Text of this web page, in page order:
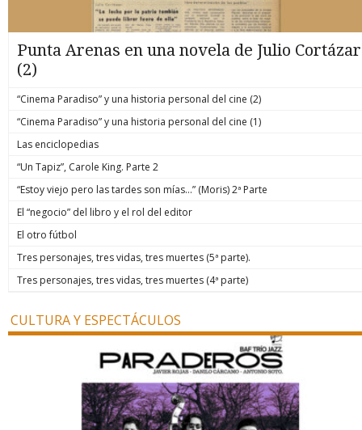
Punta Arenas en una novela de Julio Cortázar
(2)
“Cinema Paradiso” y una historia personal del cine (2)
“Cinema Paradiso” y una historia personal del cine (1)
Las enciclopedias
“Un Tapiz”, Carole King. Parte 2
“Estoy viejo pero las tardes son mías…” (Moris) 2ª Parte
El “negocio” del libro y el rol del editor
El otro fútbol
Tres personajes, tres vidas, tres muertes (5ª parte).
Tres personajes, tres vidas, tres muertes (4ª parte)
CULTURA Y ESPECTÁCULOS